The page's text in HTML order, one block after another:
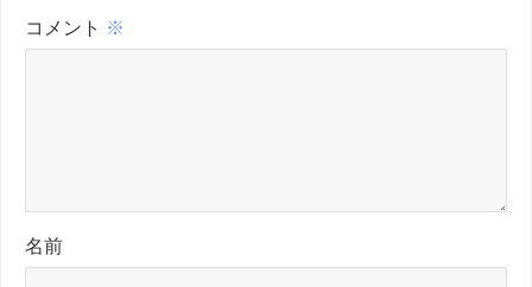
コメント ※
名前